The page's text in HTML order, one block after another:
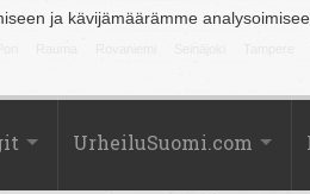
ja kävijämäärämme
UrheiluSuomi.com